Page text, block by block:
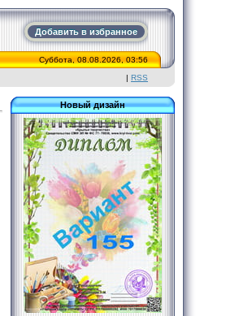
Добавить в избранное
Суббота, 08.08.2026, 03:56
| RSS
Новый дизайн